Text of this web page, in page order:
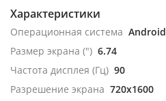
Характеристики
Операционная система Android
Размер экрана (") 6.74
Частота дисплея (Гц) 90
Разрешение экрана 720x1600